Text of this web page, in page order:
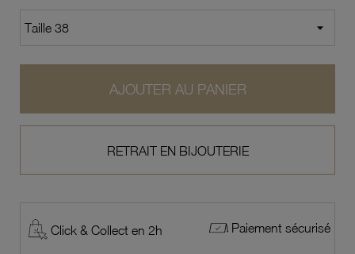
AJOUTER AU PANIER
RETRAIT EN BIJOUTERIE
Click & Collect en 2h Paiement sécurisé